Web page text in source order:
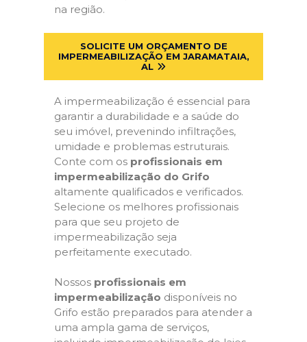
na região.
SOLICITE UM ORÇAMENTO DE
IMPERMEABILIZAÇÃO EM JARAMATAIA,
AL
A impermeabilização é essencial para
garantir a durabilidade e a saúde do
seu imóvel, prevenindo infiltrações,
umidade e problemas estruturais.
Conte com os profissionais em
impermeabilização do Grifo
altamente qualificados e verificados.
Selecione os melhores profissionais
para que seu projeto de
impermeabilização seja
perfeitamente executado.
Nossos profissionais em
impermeabilização disponíveis no
Grifo estão preparados para atender a
uma ampla gama de serviços,